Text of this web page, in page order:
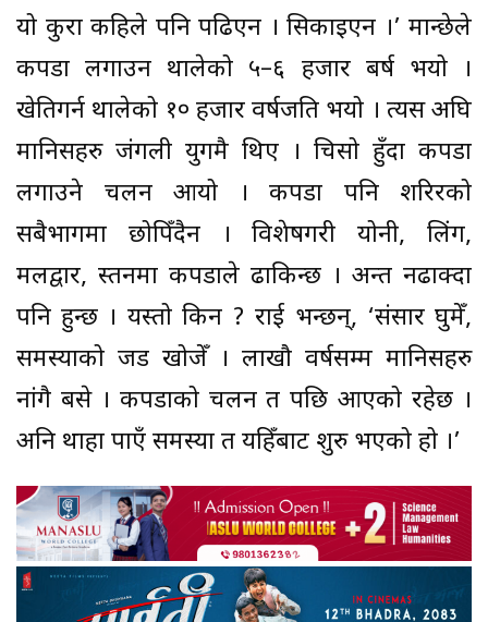
यो कुरा कहिले पनि पढिएन । सिकाइएन ।’ मान्छेले
कपडा लगाउन थालेको ५–६ हजार बर्ष भयो ।
खेतिगर्न थालेको १० हजार वर्षजति भयो । त्यस अघि
मानिसहरु जंगली युगमै थिए । चिसो हुँदा कपडा
लगाउने चलन आयो । कपडा पनि शरिरको
सबैभागमा छोपिँदैन । विशेषगरी योनी, लिंग,
मलद्वार, स्तनमा कपडाले ढाकिन्छ । अन्त नढाक्दा
पनि हुन्छ । यस्तो किन ? राई भन्छन्, ‘संसार घुमेँ,
समस्याको जड खोजेँ । लाखौ वर्षसम्म मानिसहरु
नांगै बसे । कपडाको चलन त पछि आएको रहेछ ।
अनि थाहा पाएँ समस्या त यहिँबाट शुरु भएको हो ।’